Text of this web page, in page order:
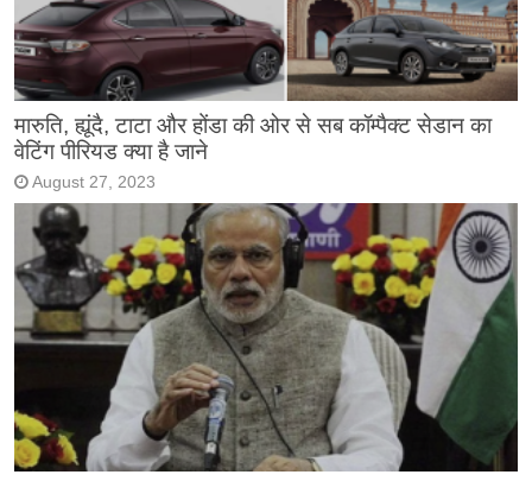
मारुति, ह्यूंदै, टाटा और होंडा की ओर से सब कॉम्पैक्ट सेडान का
वेटिंग पीरियड क्या है जाने
August 27, 2023